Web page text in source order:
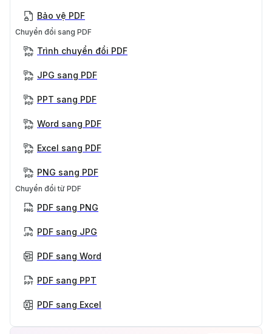
Bảo vệ PDF
Chuyển đổi sang PDF
Trình chuyển đổi PDF
JPG sang PDF
PPT sang PDF
Word sang PDF
Excel sang PDF
PNG sang PDF
Chuyển đổi từ PDF
PDF sang PNG
PDF sang JPG
PDF sang Word
PDF sang PPT
PDF sang Excel